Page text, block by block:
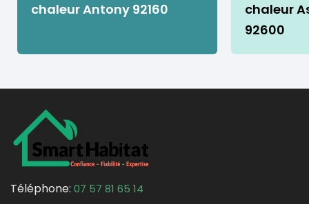
chaleur Antony 92160
chaleur
92600
Téléphone: 07 57 81 65 14